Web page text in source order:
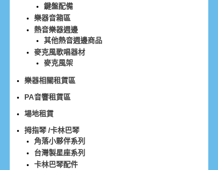
鍵盤配備
樂器音箱區
熱音樂器週邊
其他熱音週邊商品
麥克風歌唱器材
麥克風架
樂器相關租賃區
PA音響租賃區
場地租賃
拇指琴 /卡林巴琴
角落小夥伴系列
台灣製星座系列
卡林巴琴配件